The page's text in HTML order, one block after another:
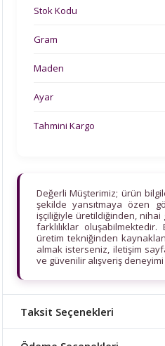
Stok Kodu
Gram
Maden
Ayar
Tahmini Kargo
Değerli Müşterimiz; ürün
şekilde yansıtmaya özen
işçiliğiyle üretildiğinden, nihai
farklılıklar
üretim tekniğinden
almak isterseniz, iletişim
ve güvenilir alışveriş
Taksit Seçenekleri